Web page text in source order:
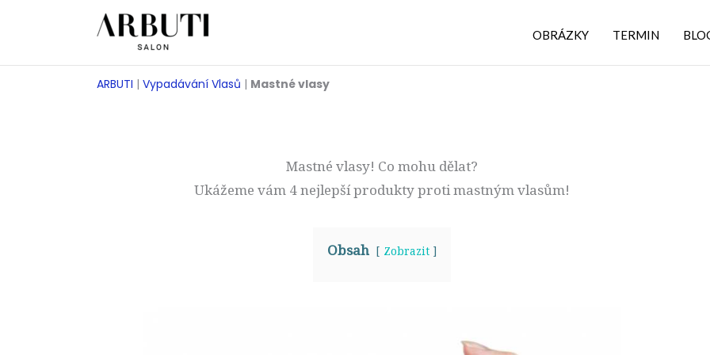
OBRÁZKY TERMIN
ARBUTI | Vypadávání Vlasů | Mastné vlasy
Mastné vlasy! Co mohu dělat?
Ukážeme vám 4 nejlepší produkty proti mastným vlasům!
Obsah Zobrazit